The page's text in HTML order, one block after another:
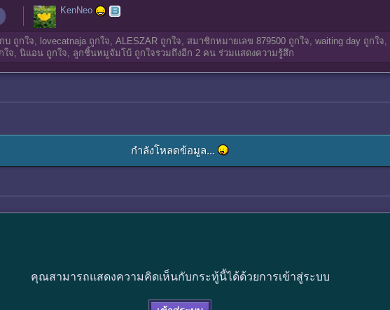
KenNeo
บ ถูกใจ, lovecatnaja ถูกใจ, ALESZAR ถูกใจ, สมาชิกหมายเลข 879500 ถูกใจ, waiting day ถูกใจ,
ใจ, นิแอน ถูกใจ, ลูกชิ้นหมูจัมโบ้ ถูกใจรวมถึงอีก 2 คน ร่วมแสดงความรู้สึก
กำลังโหลดข้อมูล...
คุณสามารถแสดงความคิดเห็นกับกระทู้นี้ได้ด้วยการเข้าสู่ระบบ